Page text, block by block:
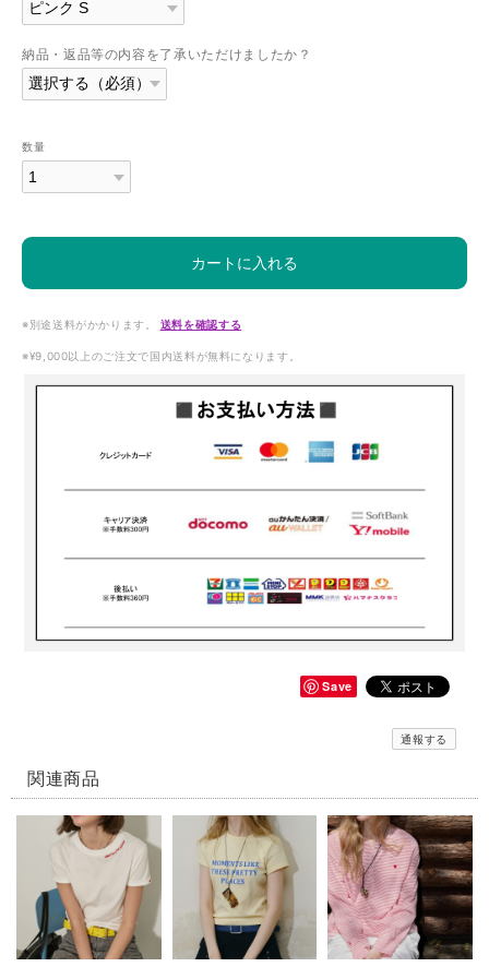
納品・返品等の内容を了承いただけましたか？
数量
カートに入れる
※別途送料がかかります。 送料を確認する
※¥9,000以上のご注文で国内送料が無料になります。
Save
通報する
関連商品